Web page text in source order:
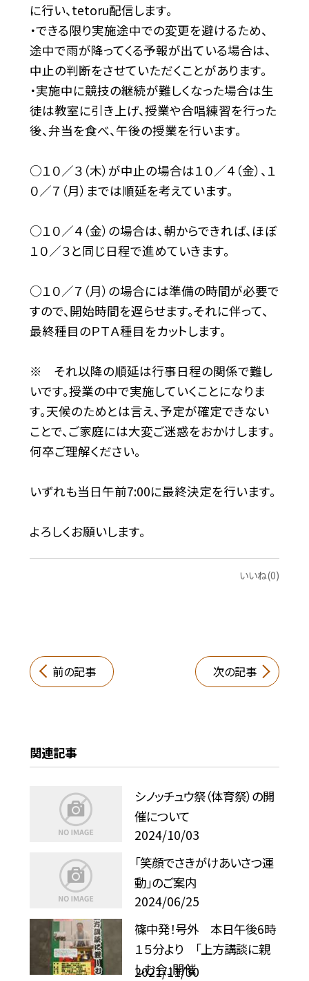
に行い、tetoru配信します。
・できる限り実施途中での変更を避けるため、
途中で雨が降ってくる予報が出ている場合は、
中止の判断をさせていただくことがあります。
・実施中に競技の継続が難しくなった場合は生
徒は教室に引き上げ、授業や合唱練習を行った
後、弁当を食べ、午後の授業を行います。
○１０／３（木）が中止の場合は１０／４（金）、１
０／７（月）までは順延を考えています。
○１０／４（金）の場合は、朝からできれば、ほぼ
１０／３と同じ日程で進めていきます。
○１０／７（月）の場合には準備の時間が必要で
すので、開始時間を遅らせます。それに伴って、
最終種目のＰＴＡ種目をカットします。
※ それ以降の順延は行事日程の関係で難し
いです。授業の中で実施していくことになりま
す。天候のためとは言え、予定が確定できない
ことで、ご家庭には大変ご迷惑をおかけします。
何卒ご理解ください。
いずれも当日午前7:00に最終決定を行います。
よろしくお願いします。
いいね(0)
前の記事 次の記事
関連記事
シノッチュウ祭（体育祭）の開
催について
2024/10/03
「笑顔でさきがけあいさつ運
動」のご案内
2024/06/25
篠中発！号外 本日午後6時
１５分より 「上方講談に親
しむ会」開催
2021/11/30